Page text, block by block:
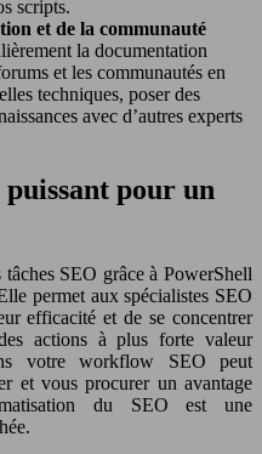
scripts.
et de la communauté
la documentation
et les communautés en
techniques, poser des
avec d’autres experts
pour un
SEO grâce à PowerShell
permet aux spécialistes SEO
efficacité et de se concentrer
actions à plus forte valeur
votre workflow SEO peut
et vous procurer un avantage
du SEO est une